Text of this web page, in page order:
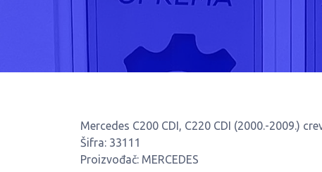
Mercedes C200 CDI, C220 CDI (2000.-2009.)
Šifra: 33111
Proizvođač: MERCEDES